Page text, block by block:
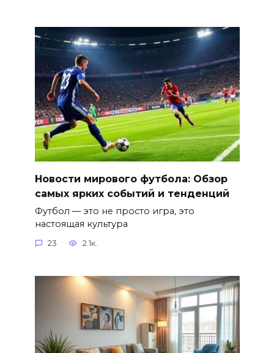
Новости мирового футбола: Обзор
самых ярких событий и тенденций
Футбол — это не просто игра, это
настоящая культура
23 2.1к.